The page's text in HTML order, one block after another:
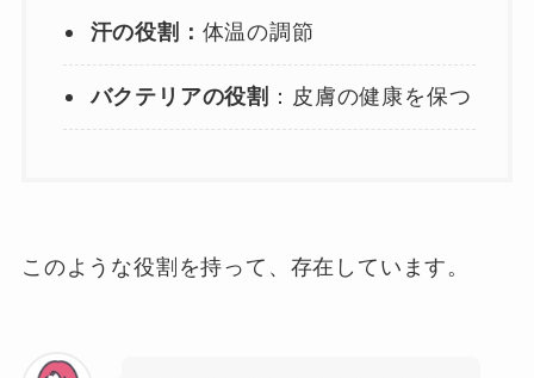
汗の役割： 体温の調節
バクテリアの役割 ：皮膚の健康を保つ
このような役割を持って、存在しています。